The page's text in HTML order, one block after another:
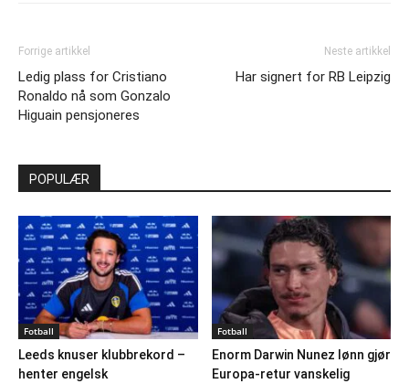
Forrige artikkel
Ledig plass for Cristiano
Ronaldo nå som Gonzalo
Higuain pensjoneres
Neste artikkel
Har signert for RB Leipzig
POPULÆR
Fotball
Leeds knuser klubbrekord –
henter engelsk
Fotball
Enorm Darwin Nunez lønn gjør
Europa-retur vanskelig